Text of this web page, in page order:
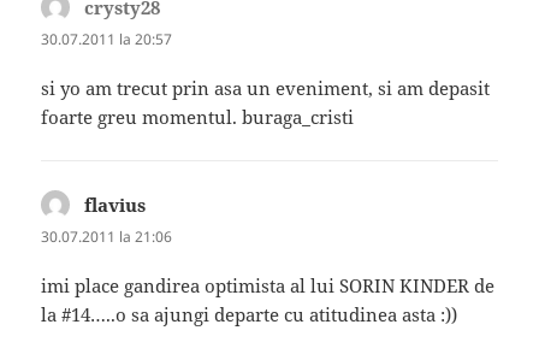
crysty28
30.07.2011 la 20:57
si yo am trecut prin asa un eveniment, si am depasit
foarte greu momentul. buraga_cristi
flavius
30.07.2011 la 21:06
imi place gandirea optimista al lui SORIN KINDER de
la #14…..o sa ajungi departe cu atitudinea asta :))